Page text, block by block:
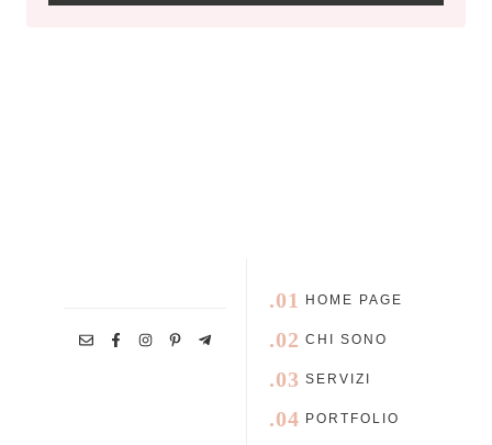
.01 HOME PAGE
.02 CHI SONO
.03 SERVIZI
.04 PORTFOLIO